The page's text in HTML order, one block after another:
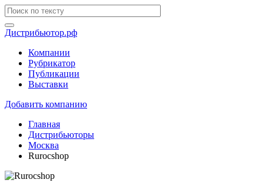
Дистрибьютор.рф
Компании
Рубрикатор
Публикации
Выставки
Добавить компанию
Главная
Дистрибьюторы
Москва
Rurocshop